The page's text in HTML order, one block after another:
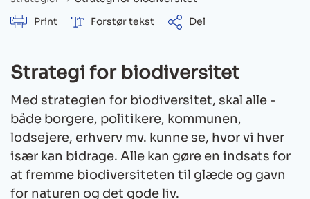
Print
Forstør tekst Del
Strategi for biodiversitet
Med strategien for biodiversitet, skal alle -
både borgere, politikere, kommunen,
lodsejere, erhverv mv. kunne se, hvor vi hver
især kan bidrage. Alle kan gøre en indsats for
at fremme biodiversiteten til glæde og gavn
for naturen og det gode liv.